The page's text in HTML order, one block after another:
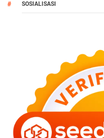
SOSIALISASI